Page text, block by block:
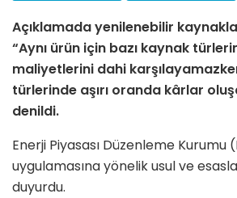
Açıklamada yenilenebilir
“Aynı ürün için bazı kaynak
maliyetlerini dahi
türlerinde aşırı oranda kârlar
denildi.
Enerji Piyasası Düzenleme Kurumu
uygulamasına yönelik usul ve
duyurdu.